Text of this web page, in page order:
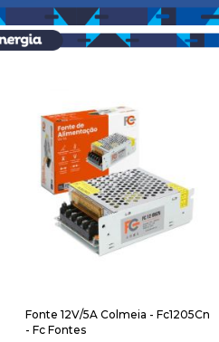
Fonte 12V/5A Colmeia - Fc1205Cn
- Fc Fontes